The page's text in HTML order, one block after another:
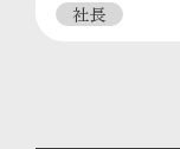
社長